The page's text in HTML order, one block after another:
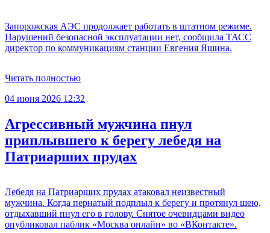
Запорожская АЭС продолжает работать в штатном режиме.
Нарушений безопасной эксплуатации нет, сообщила ТАСС
директор по коммуникациям станции Евгения Яшина.
Читать полностью
04 июня 2026 12:32
Агрессивный мужчина пнул
приплывшего к берегу лебедя на
Патриарших прудах
Лебедя на Патриарших прудах атаковал неизвестный
мужчина. Когда пернатый подплыл к берегу и протянул шею,
отдыхавший пнул его в голову. Снятое очевидцами видео
опубликовал паблик «Москва онлайн» во «ВКонтакте».